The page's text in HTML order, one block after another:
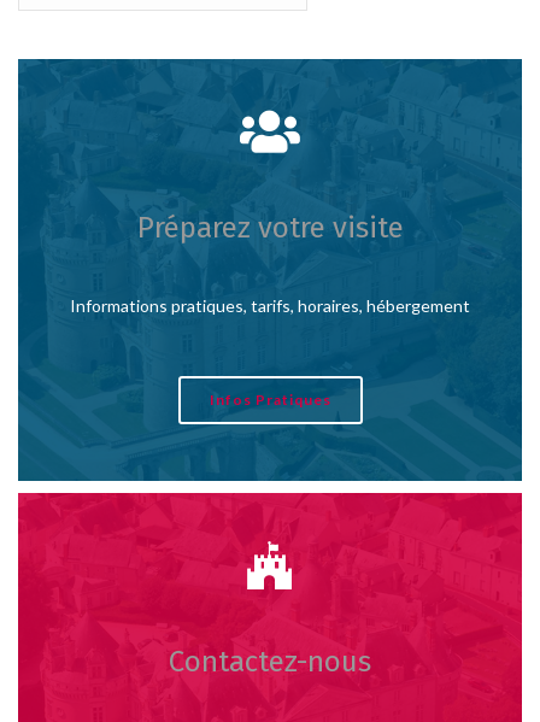
Préparez votre visite
Informations pratiques, tarifs, horaires, hébergement
Infos Pratiques
Contactez-nous